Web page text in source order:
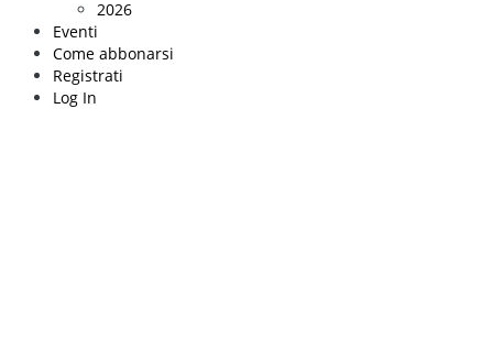
2026
Eventi
Come abbonarsi
Registrati
Log In